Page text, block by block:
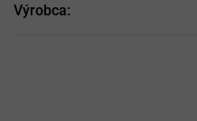
Výrobca: